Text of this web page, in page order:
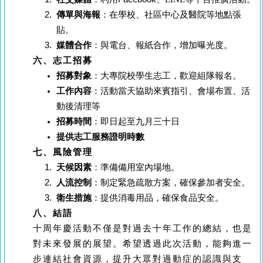
傳單與海報 ：在學校、社區中心及醫院等地點張
貼。
媒體合作 ：與電台、報紙合作，增加曝光度。
六、志工招募
招募對象 ：大專院校學生志工，歡迎組隊報名。
工作內容 ：活動當天協助來賓指引、會場布置、活
動後清理等
招募時間 ：即日起至九月三十日
提供志工服務證明時數
七、風險管理
天候因素 ：準備備用室內場地。
人流控制 ：制定緊急疏散方案，確保參加者安全。
衛生措施：提供消毒用品，確保食品安全。
八、結語
十周年慶活動不僅是對過去十年工作的總結，也是
對未來發展的展望。希望透過此次活動，能夠進一
步連結社會資源，提升大眾對過動症的認識與支